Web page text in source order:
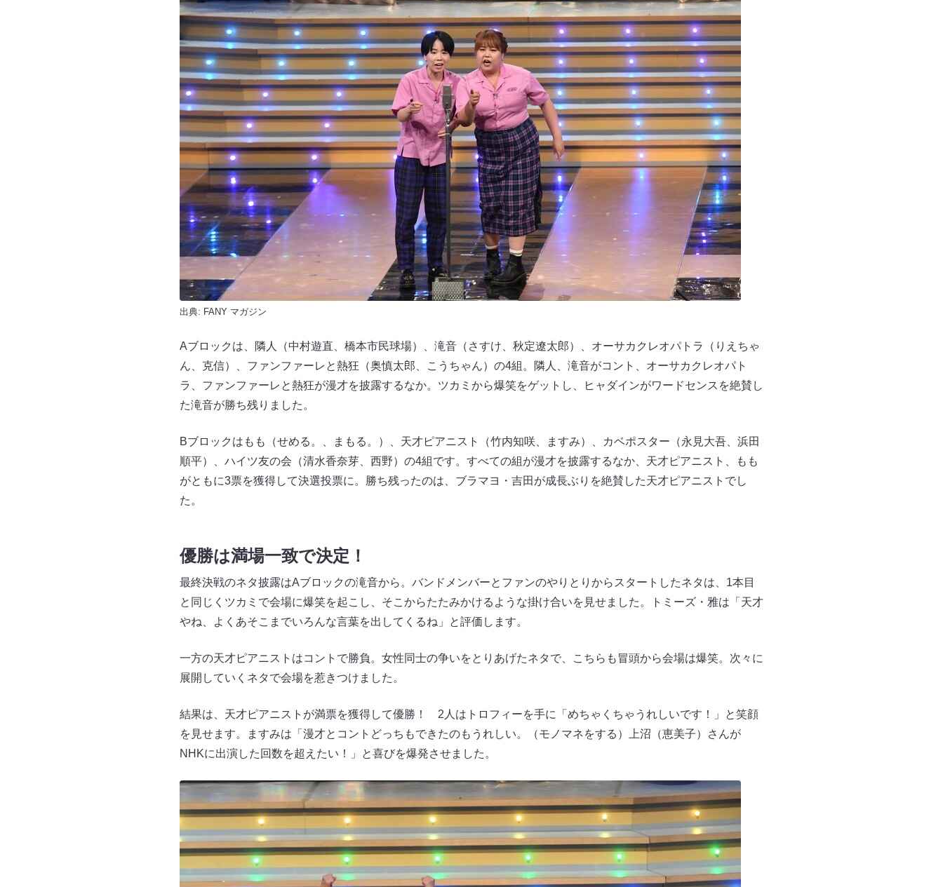
出典: FANY マガジン
Aブロックは、隣人（中村遊直、橋本市民球場）、滝音（さすけ、秋定遼太郎）、オーサカクレオパトラ（りえちゃ
ん、克信）、ファンファーレと熱狂（奥慎太郎、こうちゃん）の4組。隣人、滝音がコント、オーサカクレオパト
ラ、ファンファーレと熱狂が漫才を披露するなか。ツカミから爆笑をゲットし、ヒャダインがワードセンスを絶賛し
た滝音が勝ち残りました。
Bブロックはもも（せめる。、まもる。）、天才ピアニスト（竹内知咲、ますみ）、カベポスター（永見大吾、浜田
順平）、ハイツ友の会（清水香奈芽、西野）の4組です。すべての組が漫才を披露するなか、天才ピアニスト、もも
がともに3票を獲得して決選投票に。勝ち残ったのは、ブラマヨ・吉田が成長ぶりを絶賛した天才ピアニストでし
た。
優勝は満場一致で決定！
最終決戦のネタ披露はAブロックの滝音から。バンドメンバーとファンのやりとりからスタートしたネタは、1本目
と同じくツカミで会場に爆笑を起こし、そこからたたみかけるような掛け合いを見せました。トミーズ・雅は「天才
やね、よくあそこまでいろんな言葉を出してくるね」と評価します。
一方の天才ピアニストはコントで勝負。女性同士の争いをとりあげたネタで、こちらも冒頭から会場は爆笑。次々に
展開していくネタで会場を惹きつけました。
結果は、天才ピアニストが満票を獲得して優勝！ 2人はトロフィーを手に「めちゃくちゃうれしいです！」と笑顔
を見せます。ますみは「漫才とコントどっちもできたのもうれしい。（モノマネをする）上沼（恵美子）さんが
NHKに出演した回数を超えたい！」と喜びを爆発させました。